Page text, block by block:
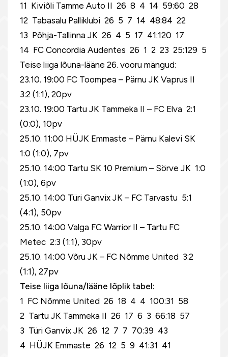
11 Kiviõli Tamme Auto II 26 8 4 14 59:60 28
12 Tabasalu Palliklubi 26 5 7 14 48:84 22
13 Põhja-Tallinna JK 26 4 5 17 41:120 17
14 FC Concordia Audentes 26 1 2 23 25:129 5
Teise liiga lõuna-lääne 26. vooru mängud:
23.10. 19:00 FC Toompea – Pärnu JK Vaprus II
3:2 (1:1), 20pv
23.10. 19:00 Tartu JK Tammeka II – FC Elva 2:1
(0:0), 10pv
25.10. 11:00 HÜJK Emmaste – Pärnu Kalevi SK
1:0 (1:0), 7pv
25.10. 14:00 Tartu SK 10 Premium – Sörve JK 1:0
(1:0), 6pv
25.10. 14:00 Türi Ganvix JK – FC Tarvastu 5:1
(4:1), 50pv
25.10. 14:00 Valga FC Warrior II – Tartu FC
Metec 2:3 (1:1), 30pv
25.10. 14:00 Võru JK – FC Nõmme United 3:2
(1:1), 27pv
Teise liiga lõuna/lääne lõplik tabel:
1 FC Nõmme United 26 18 4 4 100:31 58
2 Tartu JK Tammeka II 26 17 6 3 66:18 57
3 Türi Ganvix JK 26 12 7 7 70:39 43
4 HÜJK Emmaste 26 12 5 9 41:31 41